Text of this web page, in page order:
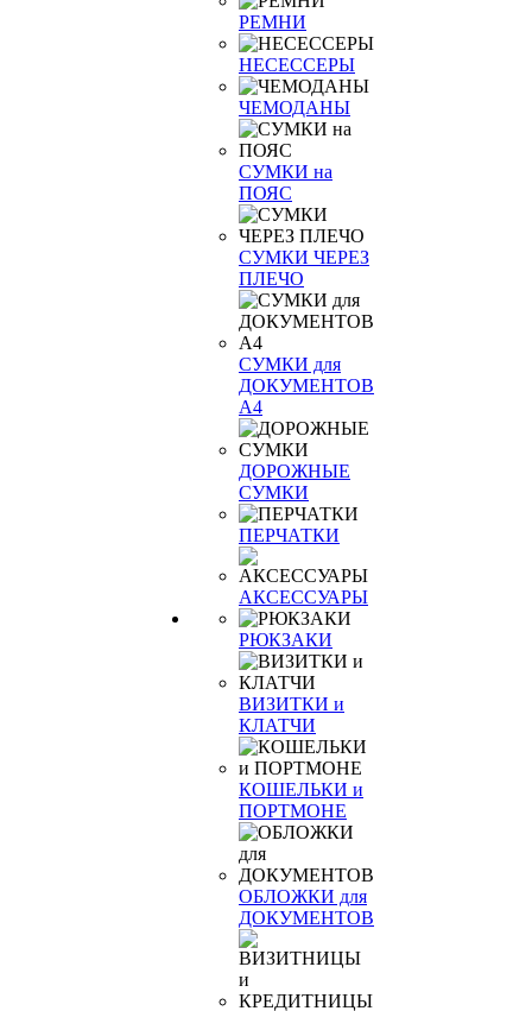
РЕМНИ
НЕСЕССЕРЫ
ЧЕМОДАНЫ
СУМКИ на
ПОЯС
СУМКИ ЧЕРЕЗ
ПЛЕЧО
СУМКИ для
ДОКУМЕНТОВ
А4
ДОРОЖНЫЕ
СУМКИ
ПЕРЧАТКИ
АКСЕССУАРЫ
РЮКЗАКИ
ВИЗИТКИ и
КЛАТЧИ
КОШЕЛЬКИ и
ПОРТМОНЕ
ОБЛОЖКИ для
ДОКУМЕНТОВ